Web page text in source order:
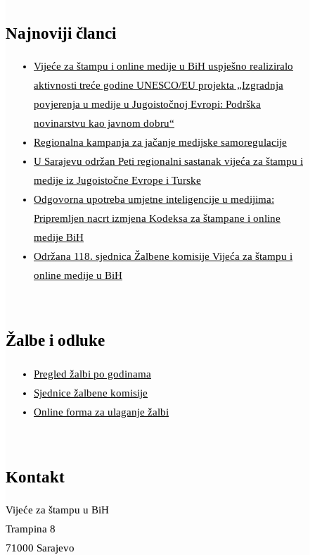
Najnoviji članci
Vijeće za štampu i online medije u BiH uspješno realiziralo
aktivnosti treće godine UNESCO/EU projekta „Izgradnja
povjerenja u medije u Jugoistočnoj Evropi: Podrška
novinarstvu kao javnom dobru“
Regionalna kampanja za jačanje medijske samoregulacije
U Sarajevu održan Peti regionalni sastanak vijeća za štampu i
medije iz Jugoistočne Evrope i Turske
Odgovorna upotreba umjetne inteligencije u medijima:
Pripremljen nacrt izmjena Kodeksa za štampane i online
medije BiH
Održana 118. sjednica Žalbene komisije Vijeća za štampu i
online medije u BiH
Žalbe i odluke
Pregled žalbi po godinama
Sjednice žalbene komisije
Online forma za ulaganje žalbi
Kontakt
Vijeće za štampu u BiH
Trampina 8
71000 Sarajevo